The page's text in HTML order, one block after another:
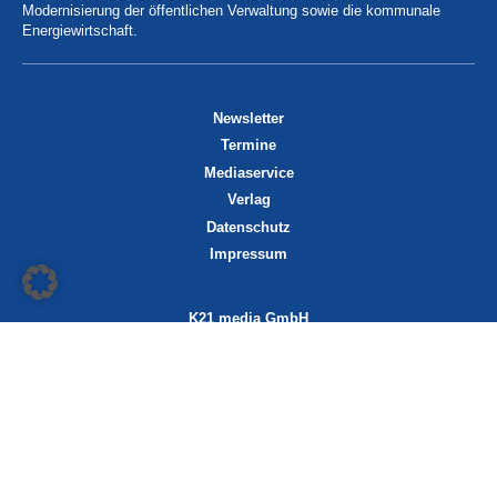
Modernisierung der öffentlichen Verwaltung sowie die kommunale
Energiewirtschaft.
Newsletter
Termine
Mediaservice
Verlag
Datenschutz
Impressum
K21 media GmbH